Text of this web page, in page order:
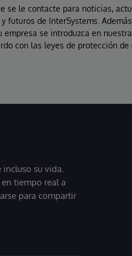
le contacte para noticias,
futuros de InterSystems.
se introduzca en
con las leyes de protección de
su vida.
tiempo real a
para compartir